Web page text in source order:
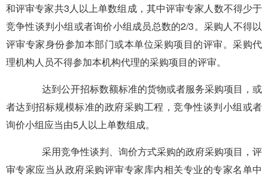
和评审专家共3人以上单数组成，其中评审专家人数不得少于
竞争性谈判小组或者询价小组成员总数的2/3。采购人不得以
评审专家身份参加本部门或本单位采购项目的评审。采购代
理机构人员不得参加本机构代理的采购项目的评审。
达到公开招标数额标准的货物或者服务采购项目，或
者达到招标规模标准的政府采购工程，竞争性谈判小组或者
询价小组应当由5人以上单数组成。
采用竞争性谈判、询价方式采购的政府采购项目，评
审专家应当从政府采购评审专家库内相关专业的专家名单中